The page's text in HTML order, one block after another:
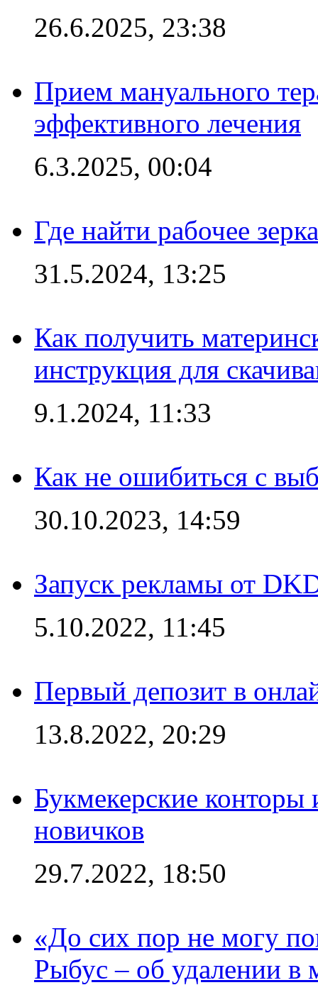
26.6.2025, 23:38
Прием мануального
эффективного лечения
6.3.2025, 00:04
Где найти рабочее
31.5.2024, 13:25
Как получить
инструкция для
9.1.2024, 11:33
Как не ошибиться с
30.10.2023, 14:59
Запуск рекламы от
5.10.2022, 11:45
Первый депозит в
13.8.2022, 20:29
Букмекерские конторы
новичков
29.7.2022, 18:50
«До сих пор не могу
Рыбус – об удалении в